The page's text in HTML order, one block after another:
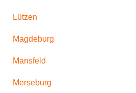
Lützen
Magdeburg
Mansfeld
Merseburg